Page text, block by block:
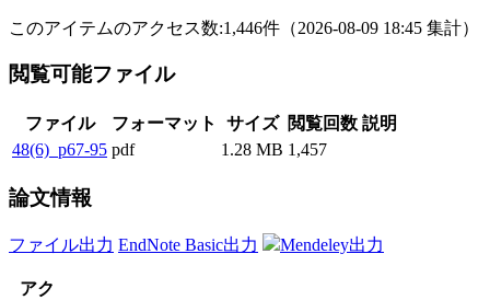
このアイテムのアクセス数:1,446件 （2026-08-09 18:45 集計）
閲覧可能ファイル
ファイル フォーマット サイズ 閲覧回数 説明
48(6)_p67-95 pdf 1.28 MB 1,457
論文情報
ファイル出力 EndNote Basic出力 Mendeley出力
アク